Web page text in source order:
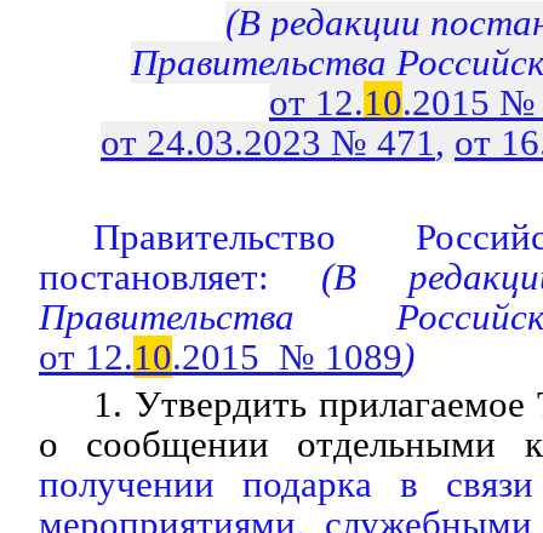
(В редакции
Правительства
от 12.10.2015 №
от 24.03.2023 № 471, от
Правительство
постановляет: (В
Правительства
от 12.10.2015 № 1089)
1. Утвердить
о сообщении отдельными
получении подарка в
мероприятиями,